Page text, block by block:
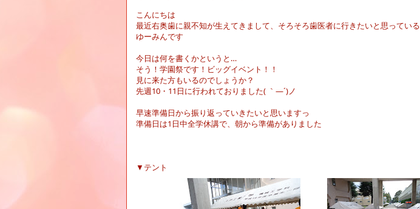
こんにちは
最近右奥歯に親不知が生えてきまして、そろそろ歯医者に行きたいと思っている
ゆーみんです
今日は何を書くかというと…
そう！学園祭です！ビッグイベント！！
見に来た方もいるのでしょうか？
先週10 ・ 11 日に行われておりました( ｀―´)ノ
早速準備日から振り返っていきたいと思いますっ
準備日は1 日中全学休講で、朝から準備がありました
▼テント